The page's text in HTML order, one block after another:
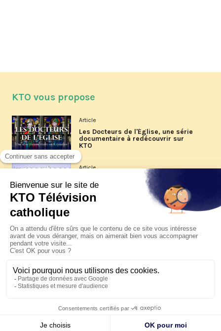
KTO vous propose
Article
Les Docteurs de l'Église, une série
documentaire à redécouvrir sur
KTO
Article
Les reportages d'été 2026 de KTO
La visite pastorale du pape Léon
XIV à Assise à suivre sur KTO le
jeudi 6 août
Le pape en Uruguay, Argentine et
Pérou du 6 au 17 novembre 2026
© KTO 2026 — Mentions légales